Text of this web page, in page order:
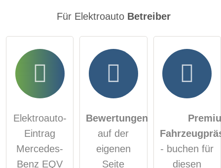
Für Elektroauto Betreiber
Elektroauto-
Eintrag
Mercedes-
Benz EQV
Bewertungen
auf der
eigenen
Seite
- buchen für
diesen